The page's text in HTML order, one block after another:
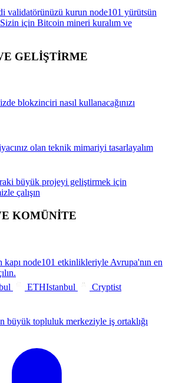
validatörünüzü kurun node101 yürütsün
Sizin için Bitcoin mineri kuralım ve
GELİŞTİRME
blokzinciri nasıl kullanacağınızı
olan teknik mimariyi tasarlayalım
büyük projeyi geliştirmek için
çalışın
KOMÜNİTE
kapı node101 etkinlikleriyle Avrupa'nın en
ETHIstanbul Cryptist
büyük topluluk merkeziyle iş ortaklığı